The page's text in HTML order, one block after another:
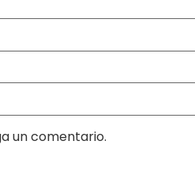
un comentario.